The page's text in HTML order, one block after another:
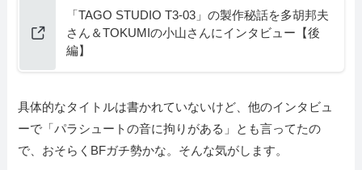
「TAGO STUDIO T3-03」の製作秘話を多胡邦夫
さん＆TOKUMIの小山さんにインタビュー【後
編】
具体的なタイトルは書かれていないけど、他のインタビュ
ーで「パラシュートの音に拘りがある」とも言ってたの
で、おそらくBFガチ勢かな。そんな気がします。